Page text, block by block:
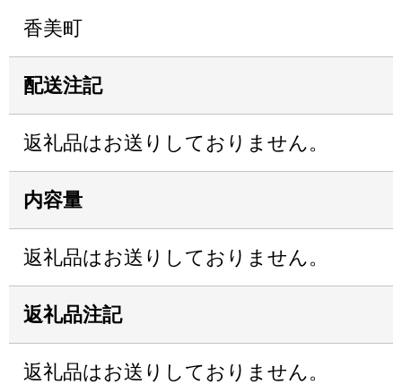
香美町
配送注記
返礼品はお送りしておりません。
内容量
返礼品はお送りしておりません。
返礼品注記
返礼品はお送りしておりません。